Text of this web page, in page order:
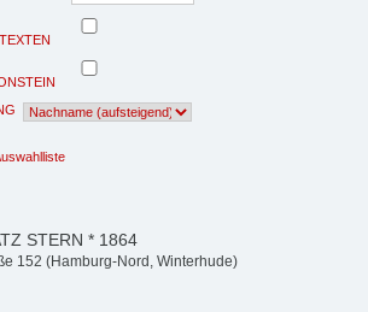
STERN * 1864
152 (Hamburg-Nord, Winterhude)